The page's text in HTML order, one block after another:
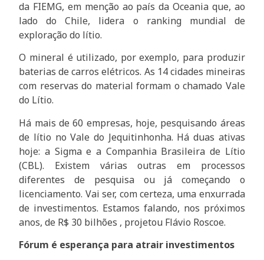
da FIEMG, em menção ao país da Oceania que, ao
lado do Chile, lidera o ranking mundial de
exploração do lítio.
O mineral é utilizado, por exemplo, para produzir
baterias de carros elétricos. As 14 cidades mineiras
com reservas do material formam o chamado Vale
do Lítio.
Há mais de 60 empresas, hoje, pesquisando áreas
de lítio no Vale do Jequitinhonha. Há duas ativas
hoje: a Sigma e a Companhia Brasileira de Lítio
(CBL). Existem várias outras em processos
diferentes de pesquisa ou já começando o
licenciamento. Vai ser, com certeza, uma enxurrada
de investimentos. Estamos falando, nos próximos
anos, de R$ 30 bilhões , projetou Flávio Roscoe.
Fórum é esperança para atrair investimentos